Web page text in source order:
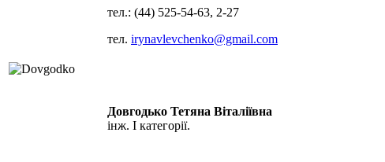
тел.: (44) 525-54-63, 2-27
тел. irynavlevchenko@gmail.com
Довгодько Тетяна Віталіївна
інж. І категорії.